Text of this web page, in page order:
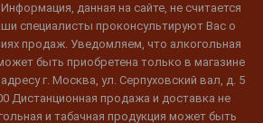
данная на сайте, не считается
специалисты проконсультируют Вас о
продаж. Уведомляем, что алкогольная
быть приобретена только в магазине
г. Москва, ул. Серпуховский вал, д. 5
Дистанционная продажа и доставка не
и табачная продукция может быть